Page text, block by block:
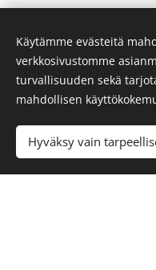
Käytämme evästeitä
verkkosivustomme
turvallisuuden sekä
mahdollisen
Hyväksy vain